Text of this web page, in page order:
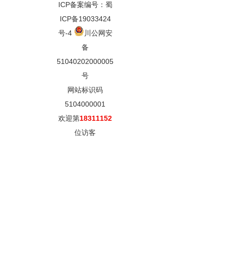
ICP备案编号：蜀
ICP备19033424
号-4
川公网安
备
51040202000005
号
网站标识码
5104000001
欢迎第18311152
位访客